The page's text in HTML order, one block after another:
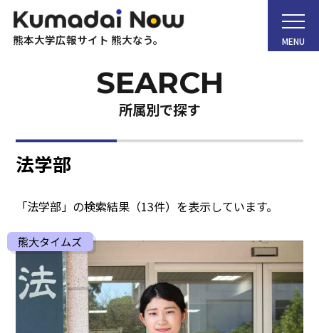
熊本大学広報サイト 熊大なう。
所属別で探す
法学部
「法学部」の検索結果（13件）を表示しています。
熊大タイムズ
MENU
ホーム
熊大チャンネル
まちなかキャンパス